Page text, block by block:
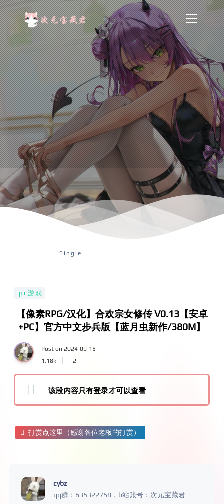
Single
pc游戏
【像素RPG/汉化】合欢宗女修传 V0.13【安卓
+PC】官方中文步兵版【蓝月虫新作/380M】
Post on 2024-09-15
1.18k
2
该段内容只有登录才可以查看
打赏点这里（感谢各位老板的打赏）
cybz
qq群：635322758，b站账号：次元宝藏君